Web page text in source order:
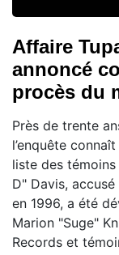
Affaire
annoncé
procès du
Près de trente
l’enquête
liste des
D" Davis,
en 1996, a été
Marion "Suge"
Records et